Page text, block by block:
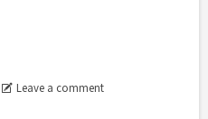
Leave a comment